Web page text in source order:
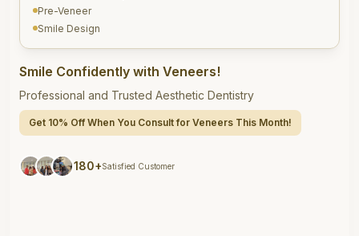
Pre-Veneer
Smile Design
Smile Confidently with Veneers!
Professional and Trusted Aesthetic Dentistry
Get 10% Off When You Consult for Veneers This Month!
180+Satisfied Customer